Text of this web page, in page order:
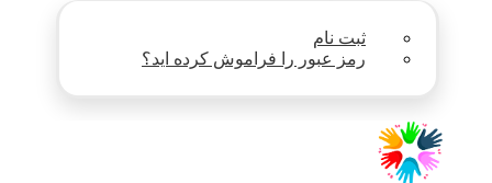
ثبت نام
رمز عبور را فراموش کرده اید؟